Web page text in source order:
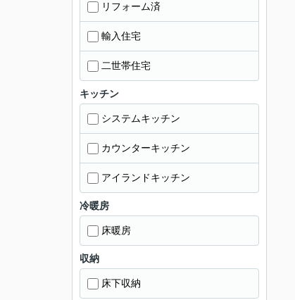
リフォーム済
輸入住宅
二世帯住宅
キッチン
システムキッチン
カウンターキッチン
アイランドキッチン
冷暖房
床暖房
収納
床下収納